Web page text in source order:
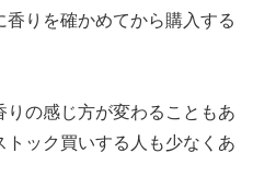
りを確かめてから購入する
りの感じ方が変わることもあ
ック買いする人も少なくあ